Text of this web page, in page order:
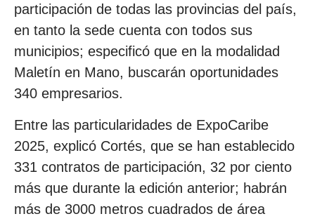
participación de todas las provincias del país,
en tanto la sede cuenta con todos sus
municipios; especificó que en la modalidad
Maletín en Mano, buscarán oportunidades
340 empresarios.
Entre las particularidades de ExpoCaribe
2025, explicó Cortés, que se han establecido
331 contratos de participación, 32 por ciento
más que durante la edición anterior; habrán
más de 3000 metros cuadrados de área